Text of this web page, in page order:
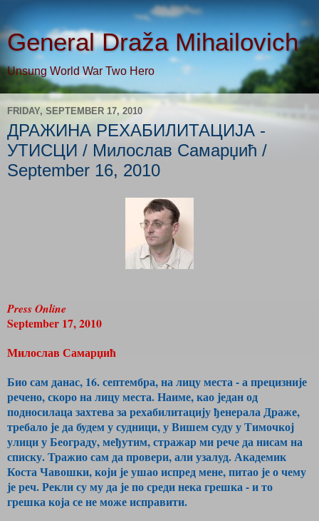
General Draža Mihailovich
Unsung World War Two Hero
FRIDAY, SEPTEMBER 17, 2010
ДРАЖИНА РЕХАБИЛИТАЦИЈА -
УТИСЦИ / Милослав Самарџић /
September 16, 2010
Press Online
September 17, 2010
Милослав Самарџић
Био сам данас, 16. септембра, на лицу места - а прецизније
речено, скоро на лицу места. Наиме, као један од
подносилаца захтева за рехабилитацију ђенерала Драже,
требало је да будем у судници, у Вишем суду у Тимочкој
улици у Београду, међутим, стражар ми рече да нисам на
списку. Тражио сам да провери, али узалуд. Академик
Коста Чавошки, који је ушао испред мене, питао је о чему
је реч. Рекли су му да је по среди нека грешка - и то
грешка која се не може исправити.